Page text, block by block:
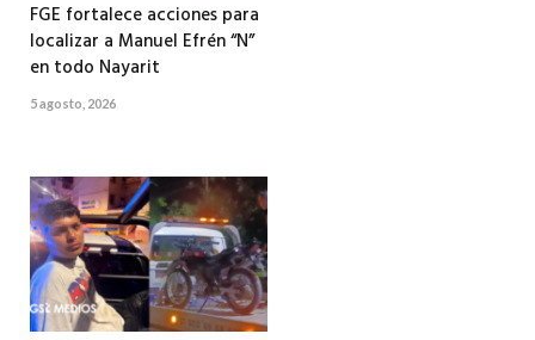
FGE fortalece acciones para
localizar a Manuel Efrén “N”
en todo Nayarit
5 agosto, 2026